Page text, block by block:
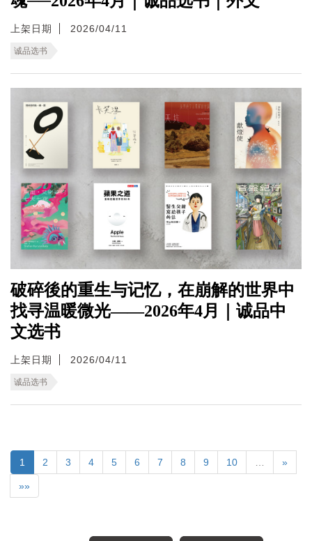
上架日期 2026/04/11
诚品选书
破碎後的重生与记忆，在崩解的世界中
找寻温暖微光——2026年4月｜诚品中
文选书
上架日期 2026/04/11
诚品选书
1 2 3 4 5 6 7 8 9 10 »
»»